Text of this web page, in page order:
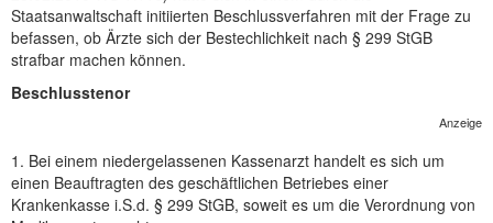
Jobs & Karriere
Mitglieder-Beiträge
Staatsanwaltschaft initiierten Beschlussverfahren mit der Frage zu
befassen, ob Ärzte sich der Bestechlichkeit nach § 299 StGB
strafbar machen können.
Beschlusstenor
Anzeige
1. Bei einem niedergelassenen Kassenarzt handelt es sich um
einen Beauftragten des geschäftlichen Betriebes einer
Krankenkasse i.S.d. § 299 StGB, soweit es um die Verordnung von